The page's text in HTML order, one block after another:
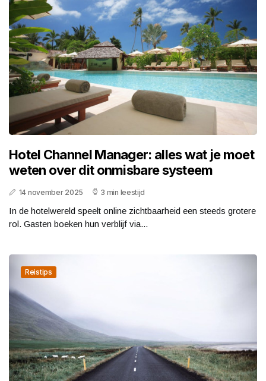
Hotel Channel Manager: alles wat je moet
weten over dit onmisbare systeem
14 november 2025 3 min leestijd
In de hotelwereld speelt online zichtbaarheid een steeds grotere
rol. Gasten boeken hun verblijf via...
Reistips